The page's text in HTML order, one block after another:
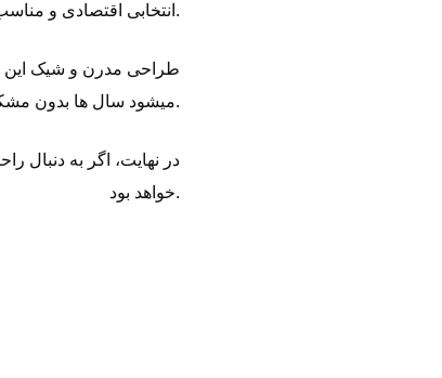
انتخابی اقتصادی و مناسب برای استفاده روزمره خانواده‌ ها به شمار میرود.
طراحی مدرن و شیک این
میشود سال‌ ها بدون مشکل از دستگاه استفاده نمایید.
در نهایت، اگر به دنبال
خواهد بود.